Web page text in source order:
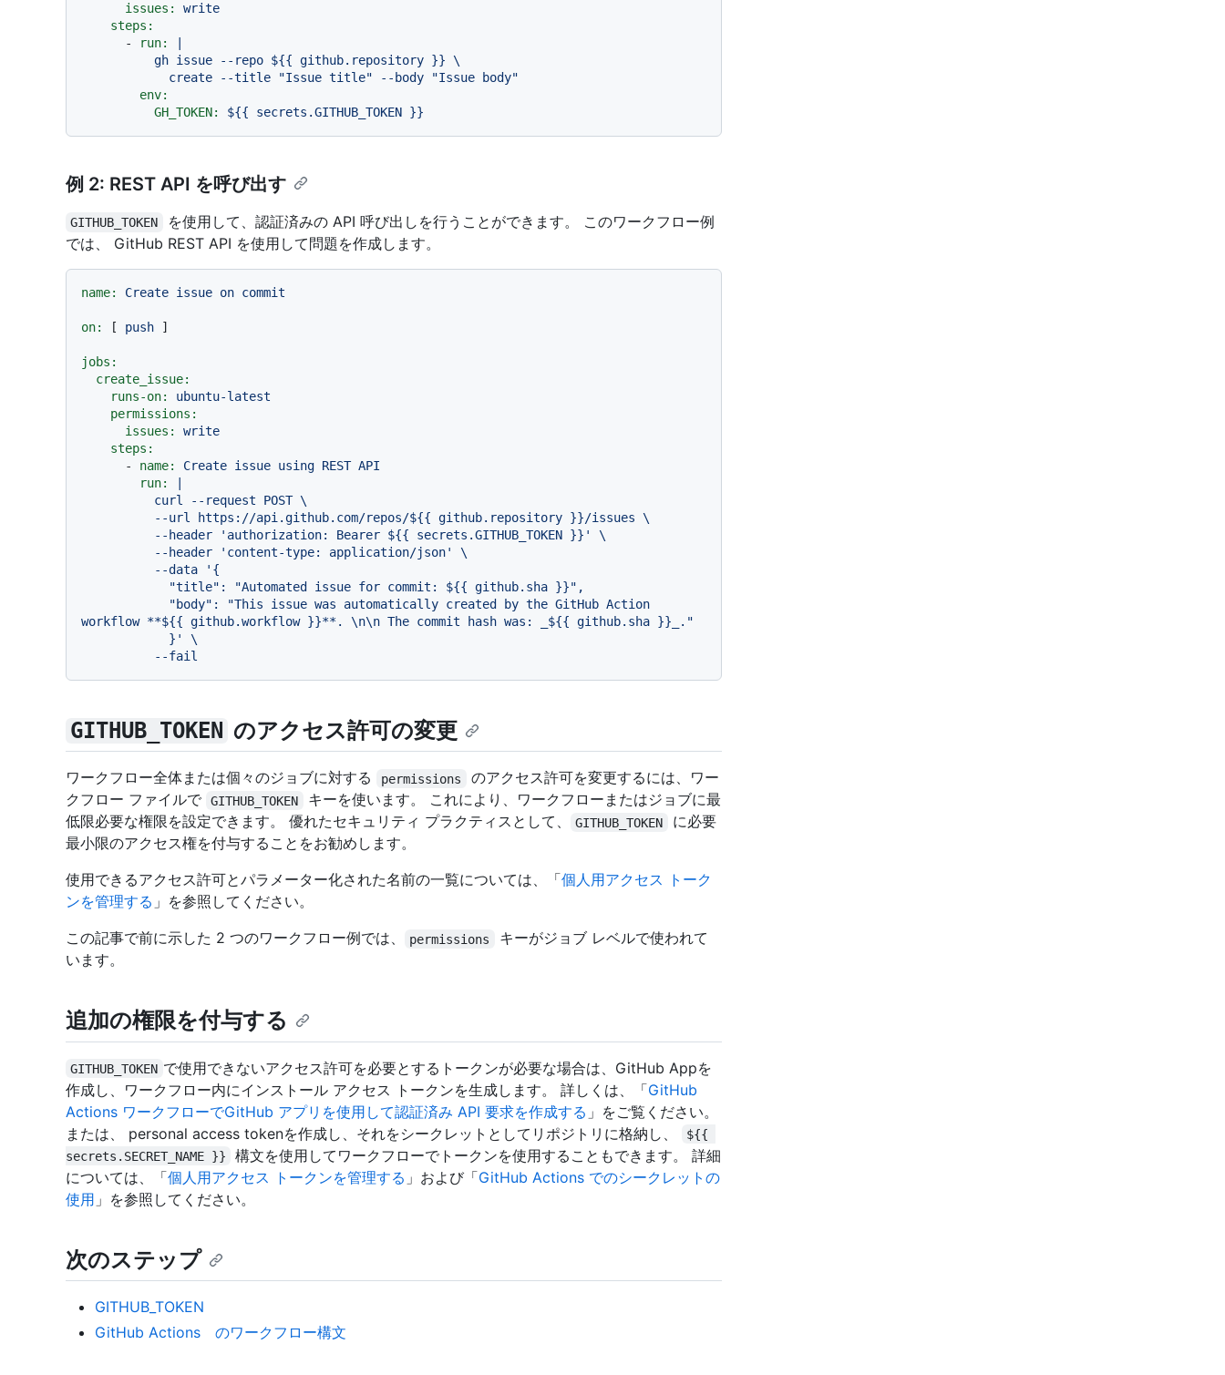
issues:
write
steps:
-
run:
env:
GH_TOKEN:
${{ secrets.GITHUB_TOKEN }}
例 2: REST API を呼び出す
GITHUB_TOKEN
を使用して、認証済みの API 呼び出しを行うことができます。 このワークフロー例
では、 GitHub REST API を使用して問題を作成します。
name: Create issue on commit
on: [ push ]
jobs:
create_issue:
runs-on:
ubuntu-latest
permissions:
issues:
write
steps:
-
name: Create issue using REST API
run:
workflow **${{ github.workflow }}**. \n\n The commit hash was: _${{ github.sha }}_."
GITHUB_TOKEN のアクセス許可の変更
ワークフロー全体または個々のジョブに対する permissions
のアクセス許可を変更するには、ワー
クフロー ファイルで
GITHUB_TOKEN
キーを使います。 これにより、ワークフローまたはジョブに最
低限必要な権限を設定できます。 優れたセキュリティ プラクティスとして、
GITHUB_TOKEN
に必要
最小限のアクセス権を付与することをお勧めします。
使用できるアクセス許可とパラメーター化された名前の一覧については、「個人用アクセス トーク
ンを管理する 」を参照してください。
この記事で前に示した 2 つのワークフロー例では、
permissions
キーがジョブ レベルで使われて
います。
追加の権限を付与する
GITHUB_TOKEN で使用できないアクセス許可を必要とするトークンが必要な場合は、GitHub Appを
作成し、ワークフロー内にインストール アクセス トークンを生成します。 詳しくは、「GitHub
Actions ワークフローでGitHub アプリを使用して認証済み API 要求を作成する 」をご覧ください。
または、 personal access tokenを作成し、それをシークレットとしてリポジトリに格納し、
${{
secrets.SECRET_NAME }}
構文を使用してワークフローでトークンを使用することもできます。 詳細
については、「個人用アクセス トークンを管理する 」および「GitHub Actions でのシークレットの
使用 」を参照してください。
次のステップ
GITHUB_TOKEN
GitHub Actions のワークフロー構文